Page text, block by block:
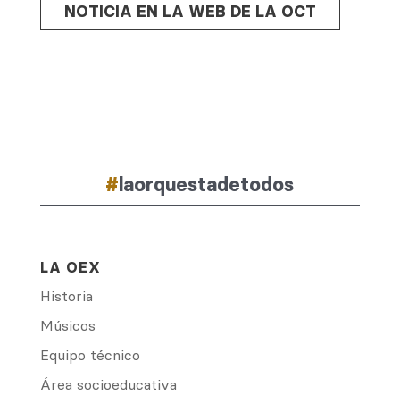
NOTICIA EN LA WEB DE LA OCT
# laorquestadetodos
LA OEX
Historia
Músicos
Equipo técnico
Área socioeducativa